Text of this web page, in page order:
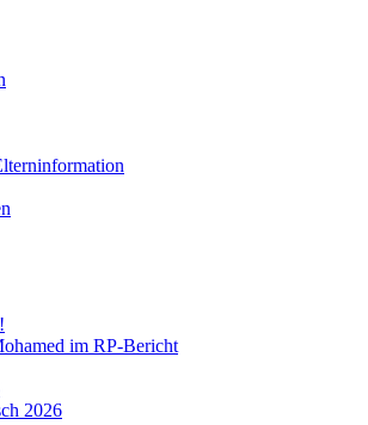
im RP-Bericht
2026